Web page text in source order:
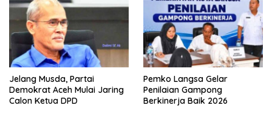
Jelang Musda, Partai
Demokrat Aceh Mulai Jaring
Calon Ketua DPD
Pemko Langsa Gelar
Penilaian Gampong
Berkinerja Baik 2026